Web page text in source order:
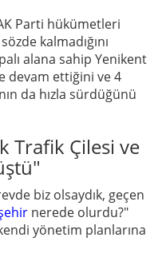
Parti hükümetleri
kalmadığını
alana sahip Yenikent
devam ettiğini ve 4
da hızla sürdüğünü
Trafik Çilesi ve
biz olsaydık, geçen
nerede olurdu?"
yönetim planlarına